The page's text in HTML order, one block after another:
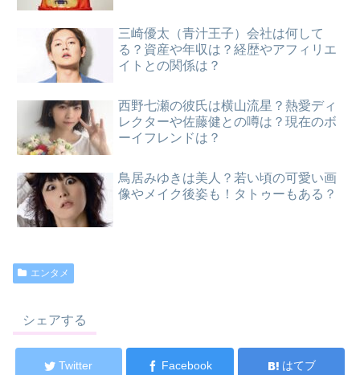
三崎優太（青汁王子）会社は何して
る？資産や年収は？経歴やアフィリエ
イトとの関係は？
西野七瀬の彼氏は横山流星？熱愛ディ
レクターや佐藤健との噂は？現在のボ
ーイフレンドは？
鳥居みゆきは美人？若い頃の可愛い画
像やメイク後姿も！タトゥーもある？
エンタメ
シェアする
Twitter Facebook はてブ